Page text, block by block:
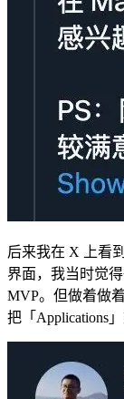
后来我在 X 上看
界面，我当时觉
MVP。但做着做
把「Applications